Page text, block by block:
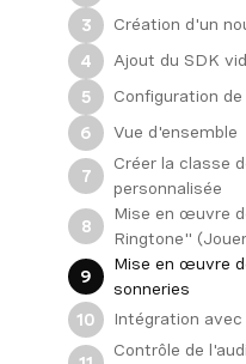
3
Création d'un
4
Ajout du SDK
5
Configuration
6
Vue d'ensemble
7
Créer la classe
personnalisée
8
Mise en œuvre
Ringtone"
9
Mise en œuvre
sonneries
10
Intégration avec
Contrôle de